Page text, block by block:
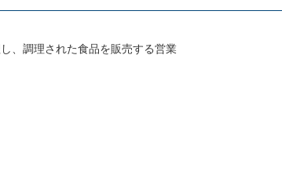
、調理された食品を販売する営業